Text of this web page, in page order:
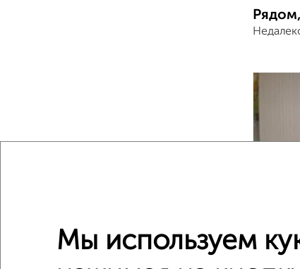
Мы используем